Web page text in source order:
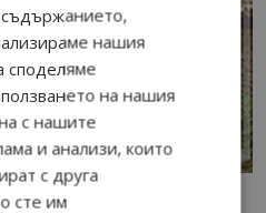
нашия
споделяме
на нашия
с нашите
и анализи, които
с друга
сте им